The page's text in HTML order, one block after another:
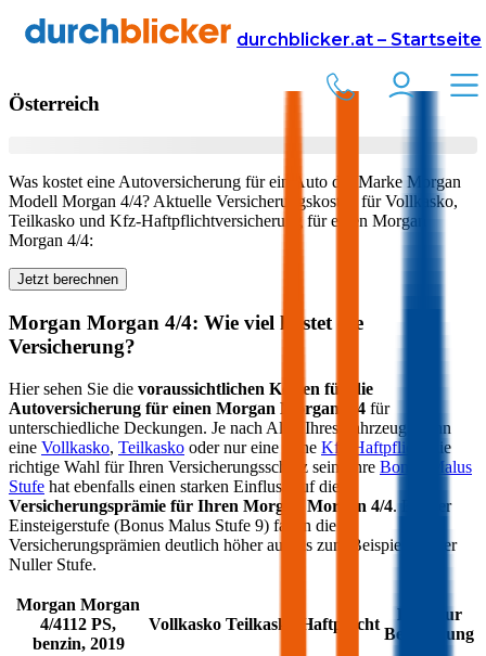
durchblicker.at – Startseite
Versicherung Autoversicherung Morgan
Morgan Morgan 4/4
in
Österreich
Was kostet eine Autoversicherung für ein Auto der Marke Morgan
Modell Morgan 4/4? Aktuelle Versicherungskosten für Vollkasko,
Teilkasko und Kfz-Haftpflichtversicherung für einen Morgan
Morgan 4/4:
Jetzt berechnen
Morgan Morgan 4/4: Wie viel kostet die
Versicherung?
Hier sehen Sie die voraussichtlichen Kosten für die
Autoversicherung für einen Morgan Morgan 4/4 für
unterschiedliche Deckungen. Je nach Alter Ihres Fahrzeugs kann
eine Vollkasko, Teilkasko oder nur eine reine Kfz-Haftpflicht
die
richtige Wahl für Ihren Versicherungsschutz sein. Ihre Bonus-Malus
Stufe hat ebenfalls einen starken Einfluss auf die
Versicherungsprämie für Ihren Morgan Morgan 4/4. Bei der
Einsteigerstufe (Bonus Malus Stufe 9) fallen die
Versicherungsprämien deutlich höher aus als zum Beispiel bei der
Nuller Stufe.
Morgan Morgan
4/4112 PS,
benzin, 2019
Vollkasko Teilkasko Haftpflicht
Link zur
Berechnung